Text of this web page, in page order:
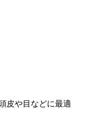
皮や目などに最適